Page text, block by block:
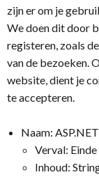
zijn er om je
We doen dit door
registeren, zoals
van de bezoeken.
website, dient je
te accepteren.
Naam:
Verval: Einde
Inhoud: